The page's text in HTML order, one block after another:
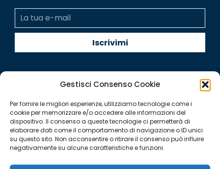
Gestisci Consenso Cookie
Per fornire le migliori esperienze, utilizziamo tecnologie come i
cookie per memorizzare e/o accedere alle informazioni del
dispositivo. Il consenso a queste tecnologie ci permetterà di
elaborare dati come il comportamento di navigazione o ID unici
su questo sito. Non acconsentire o ritirare il consenso può influire
negativamente su alcune caratteristiche e funzioni.
Quintegia S.p.a. a Socio Unico
Soggetta a Direzione e Coordinamento di Q Future Srl P.I. e
C.F. 05507380268
P.I (IT) 03933040267 Capitale Sociale 100.000 € I.V.